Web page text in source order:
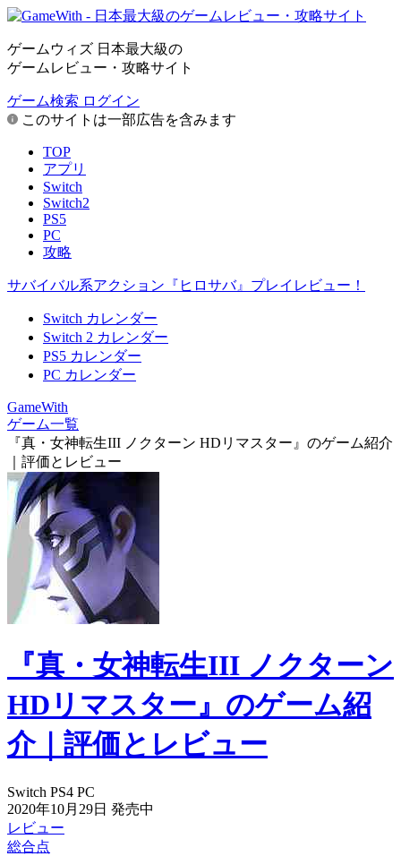
ゲームウィズ 日本最大級の
ゲームレビュー・攻略サイト
ゲーム検索 ログイン
このサイトは一部広告を含みます
TOP
アプリ
Switch
Switch2
PS5
PC
攻略
サバイバル系アクション『ヒロサバ』プレイレビュー！
Switch カレンダー
Switch 2 カレンダー
PS5 カレンダー
PC カレンダー
GameWith
ゲーム一覧
『真・女神転生III ノクターン HDリマスター』のゲーム紹介
｜評価とレビュー
『真・女神転生III ノクターン
HDリマスター』のゲーム紹
介｜評価とレビュー
Switch PS4 PC
2020年10月29日 発売中
レビュー
総合点